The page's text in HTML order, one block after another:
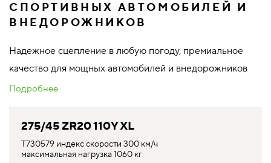
СПОРТИВНЫХ АВТОМОБИЛЕЙ И
ВНЕДОРОЖНИКОВ
Надежное сцепление в любую погоду, премиальное
качество для мощных автомобилей и внедорожников
Подробнее
275/45 ZR20 110Y XL
T730579 индекс скорости 300 км/ч
максимальная нагрузка 1060 кг